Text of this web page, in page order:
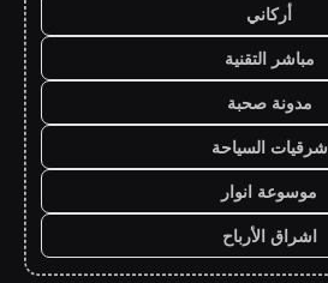
أركاني
مباشر التقنية
مدونة صحبة
شرقيات السياحة
موسوعة انوار
اشراق الأرباح